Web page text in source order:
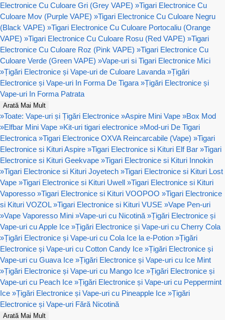
Electronice Cu Culoare Gri (Grey VAPE) »Tigari Electronice Cu
Culoare Mov (Purple VAPE) »Tigari Electronice Cu Culoare Negru
(Black VAPE) »Tigari Electronice Cu Culoare Portocaliu (Orange
VAPE) »Tigari Electronice Cu Culoare Rosu (Red VAPE) »Tigari
Electronice Cu Culoare Roz (Pink VAPE) »Tigari Electronice Cu
Culoare Verde (Green VAPE) »Vape-uri si Tigari Electronice Mici
»Țigări Electronice și Vape-uri de Culoare Lavanda »Țigări
Electronice și Vape-uri In Forma De Tigara »Țigări Electronice și
Vape-uri In Forma Patrata
Arată Mai Mult
»Toate: Vape-uri și Țigări Electronice »Aspire Mini Vape »Box Mod
»Elfbar Mini Vape »Kit-uri tigari electronice »Mod-uri De Tigari
Electronica »Tigari Electronice OXVA Reincarcabile (Vape) »Tigari
Electronice si Kituri Aspire »Tigari Electronice si Kituri Elf Bar »Tigari
Electronice si Kituri Geekvape »Tigari Electronice si Kituri Innokin
»Tigari Electronice si Kituri Joyetech »Tigari Electronice si Kituri Lost
Vape »Tigari Electronice si Kituri Uwell »Tigari Electronice si Kituri
Vaporesso »Tigari Electronice si Kituri VOOPOO »Tigari Electronice
si Kituri VOZOL »Tigari Electronice si Kituri VUSE »Vape Pen-uri
»Vape Vaporesso Mini »Vape-uri cu Nicotină »Țigări Electronice și
Vape-uri cu Apple Ice »Țigări Electronice și Vape-uri cu Cherry Cola
»Țigări Electronice și Vape-uri cu Cola Ice la e-Potion »Țigări
Electronice și Vape-uri cu Cotton Candy Ice »Țigări Electronice și
Vape-uri cu Guava Ice »Țigări Electronice și Vape-uri cu Ice Mint
»Țigări Electronice și Vape-uri cu Mango Ice »Țigări Electronice și
Vape-uri cu Peach Ice »Țigări Electronice și Vape-uri cu Peppermint
Ice »Țigări Electronice și Vape-uri cu Pineapple Ice »Țigări
Electronice și Vape-uri Fără Nicotină
Arată Mai Mult